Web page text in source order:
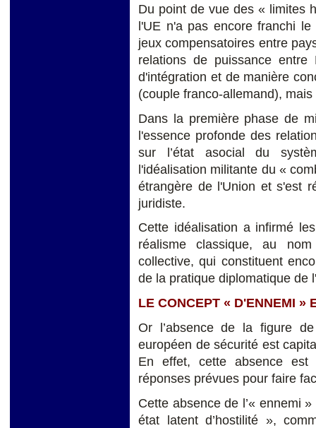
Du point de vue des « limites
l'UE n'a pas encore franchi
jeux compensatoires entre
relations de puissance
d'intégration et de manière
(couple franco-allemand),
Dans la première phase de
l'essence profonde des
sur l’état asocial du
l'idéalisation militante du «
étrangère de l'Union et s'est
juridiste.
Cette idéalisation a infirmé
réalisme classique, au
collective, qui constituent
de la pratique diplomatique de
LE CONCEPT « D'ENNEMI »
Or l’absence de la figure
européen de sécurité est
En effet, cette absence
réponses prévues pour faire
Cette absence de l’« ennemi
état latent d’hostilité »,